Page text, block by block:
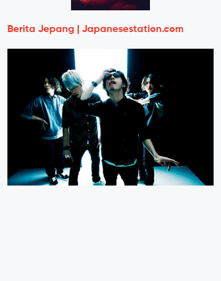
Berita Jepang | Japanesestation.com